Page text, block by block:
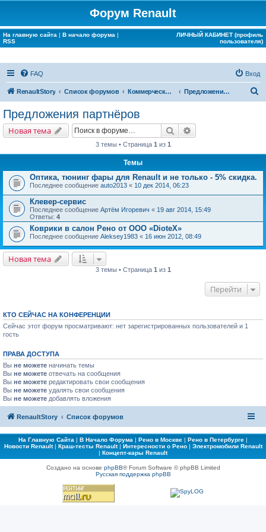
Форум Renault
На главную сайта | В начало форума |
RSS
ЛИЧНЫЙ КАБИНЕТ (профиль
пользователя)
FAQ Вход
RenaultStory Список форумов Коммерческие разделы Предложения партнёров
Предложения партнёров
Новая тема Поиск
3 темы • Страница 1 из 1
Темы
Оптика, тюнинг фары для Renault и не только - 5% скидка.
Последнее сообщение auto2013 « 10 дек 2014, 06:23
Клевер-сервис
Последнее сообщение Артём Игоревич « 19 авг 2014, 15:49
Ответы: 4
Коврики в салон Рено от ООО «DioteX»
Последнее сообщение Aleksey1983 « 16 июн 2012, 08:49
Новая тема
3 темы • Страница 1 из 1
Перейти
КТО СЕЙЧАС НА КОНФЕРЕНЦИИ
Сейчас этот форум просматривают: нет зарегистрированных пользователей и 1
гость
ПРАВА ДОСТУПА
Вы не можете начинать темы
Вы не можете отвечать на сообщения
Вы не можете редактировать свои сообщения
Вы не можете удалять свои сообщения
Вы не можете добавлять вложения
RenaultStory Список форумов
На Главную Сайта | В Начало Форума | Рено в Москве | Рено в Петербурге |
Новости Renault| Краш-тесты Renault| Интересности о Рено| Электромобили Renault
| Концепт-кары Renault
Создано на основе phpBB® Forum Software © phpBB Limited
Русская поддержка phpBB